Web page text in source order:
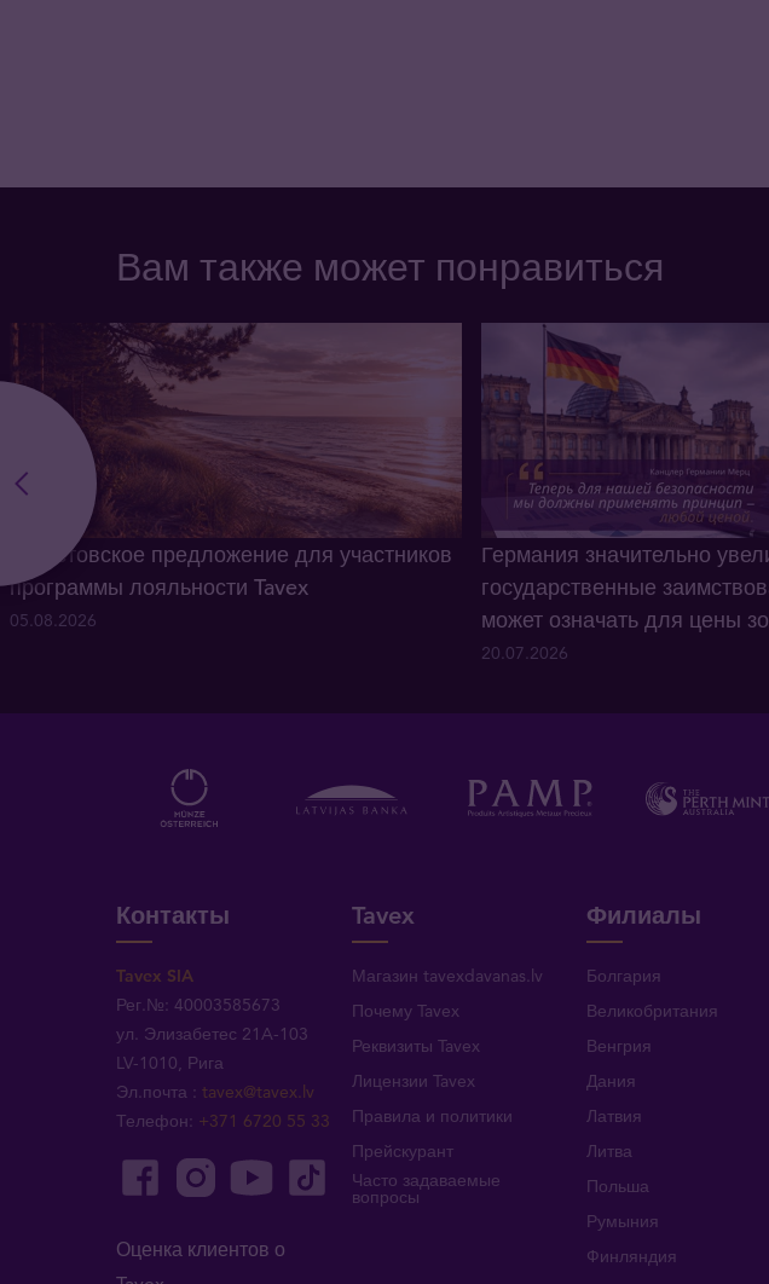
Вам также может понравиться
Августовское предложение для участников
программы лояльности Tavex
05.08.2026
Германия значительно
государственные
может означать для цены
20.07.2026
Контакты
Tavex SIA
Рег.№: 40003585673
ул. Элизабетес 21A-103
LV-1010, Рига
Эл.почта :tavex@tavex.lv
Телефон: +371 6720 55 33
Оценка клиентов о
Tavex
Магазин tavexdavanas.lv
Почему Tavex
Реквизиты Tavex
Лицензии Tavex
Правила и политики
Прейскурант
Часто задаваемые
вопросы
Филиалы
Болгария
Великобритания
Венгрия
Дания
Латвия
Литва
Польша
Румыния
Финляндия